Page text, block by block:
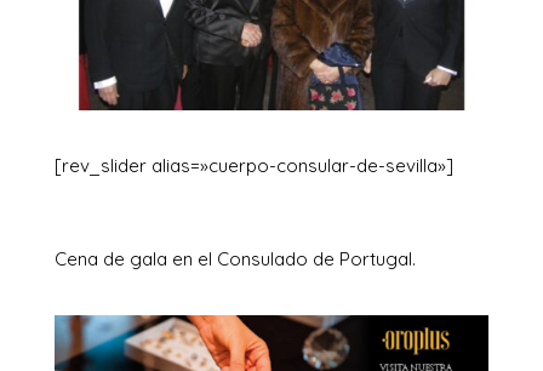
[rev_slider alias=»cuerpo-consular-de-sevilla»]
Cena de gala en el Consulado de Portugal.